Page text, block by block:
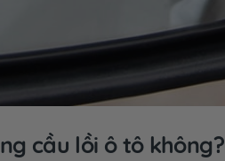
cầu lồi ô tô không?